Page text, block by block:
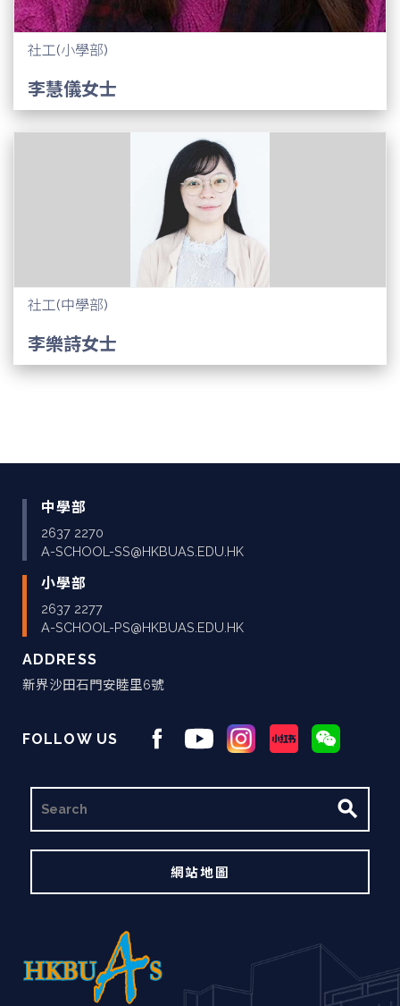
社工(小學部)
李慧儀女士
社工(中學部)
李樂詩女士
中學部
2637 2270
A-SCHOOL-SS@HKBUAS.EDU.HK
小學部
2637 2277
A-SCHOOL-PS@HKBUAS.EDU.HK
ADDRESS
新界沙田石門安睦里6號
FOLLOW US
尋
網站地圖